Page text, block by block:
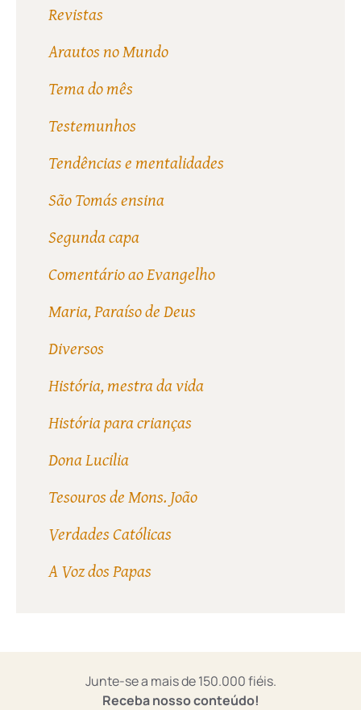
Revistas
Arautos no Mundo
Tema do mês
Testemunhos
Tendências e mentalidades
São Tomás ensina
Segunda capa
Comentário ao Evangelho
Maria, Paraíso de Deus
Diversos
História, mestra da vida
História para crianças
Dona Lucilia
Tesouros de Mons. João
Verdades Católicas
A Voz dos Papas
Junte-se a mais de 150.000 fiéis.
Receba nosso conteúdo!